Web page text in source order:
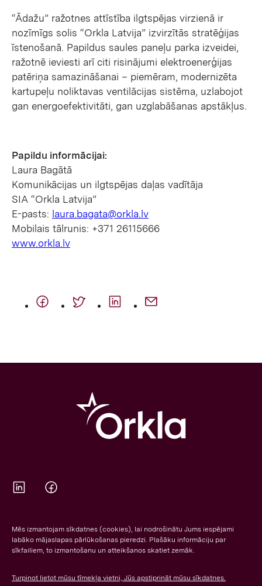
“Ādažu” ražotnes attīstība ilgtspējas virzienā ir
nozīmīgs solis “Orkla Latvija” izvirzītās stratēģijas
īstenošanā. Papildus saules paneļu parka izveidei,
ražotnē ieviesti arī citi risinājumi elektroenerģijas
patēriņa samazināšanai – piemēram, modernizēta
kartupeļu noliktavas ventilācijas sistēma, uzlabojot
gan energoefektivitāti, gan uzglabāšanas apstākļus.
Papildu informācijai:
Laura Bagātā
Komunikācijas un ilgtspējas daļas vadītāja
SIA “Orkla Latvija”
E-pasts: laura.bagata@orkla.lv
Mobilais tālrunis: +371 26115666
www.orkla.lv
Mēs izmantojam sīkdatnes (cookies), lai nodrošinātu Jums iespējami
labāko mājaslapas pārlūkošanas pieredzi. Plašāku informāciju par
sīkfailiem, to izmantošanu un atteikšanos skatiet zemāk.
Turpinot lietot mūsu tīmekļa vietni, Jūs apstiprināt mūsu sīkdatnes.